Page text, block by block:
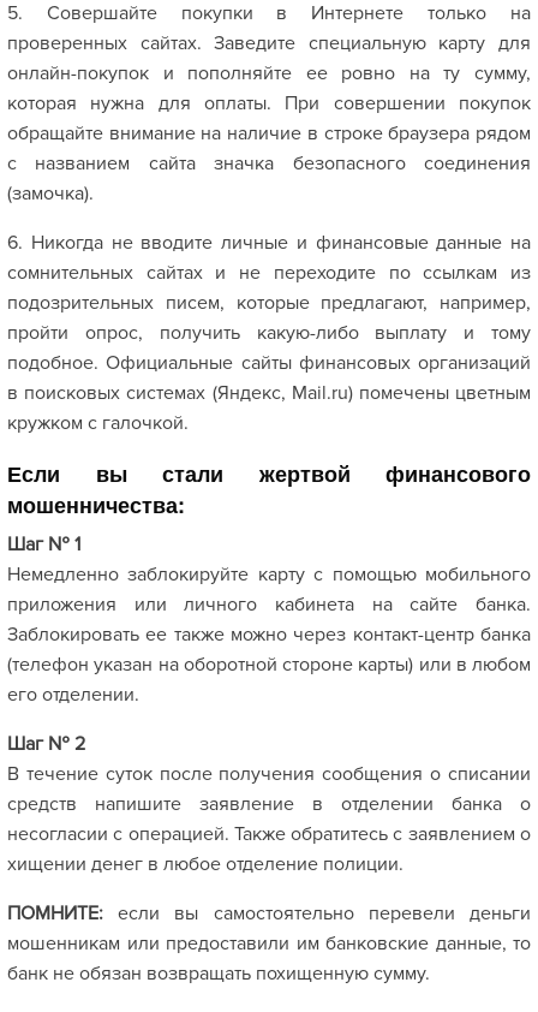
5. Совершайте покупки в Интернете только на
проверенных сайтах. Заведите специальную карту для
онлайн-покупок и пополняйте ее ровно на ту сумму,
которая нужна для оплаты. При совершении покупок
обращайте внимание на наличие в строке браузера рядом
с названием сайта значка безопасного соединения
(замочка).
6. Никогда не вводите личные и финансовые данные на
сомнительных сайтах и не переходите по ссылкам из
подозрительных писем, которые предлагают, например,
пройти опрос, получить какую-либо выплату и тому
подобное. Официальные сайты финансовых организаций
в поисковых системах (Яндекс, Mail.ru) помечены цветным
кружком с галочкой.
Если вы стали жертвой финансового
мошенничества:
Шаг № 1
Немедленно заблокируйте карту с помощью мобильного
приложения или личного кабинета на сайте банка.
Заблокировать ее также можно через контакт-центр банка
(телефон указан на оборотной стороне карты) или в любом
его отделении.
Шаг № 2
В течение суток после получения сообщения о списании
средств напишите заявление в отделении банка о
несогласии с операцией. Также обратитесь с заявлением о
хищении денег в любое отделение полиции.
ПОМНИТЕ: если вы самостоятельно перевели деньги
мошенникам или предоставили им банковские данные, то
банк не обязан возвращать похищенную сумму.